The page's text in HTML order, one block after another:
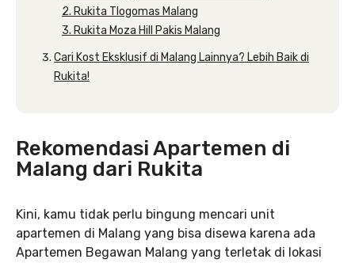
2. Rukita Tlogomas Malang
3. Rukita Moza Hill Pakis Malang
Cari Kost Eksklusif di Malang Lainnya? Lebih Baik di
Rukita!
Rekomendasi Apartemen di
Malang dari Rukita
Kini, kamu tidak perlu bingung mencari unit
apartemen di Malang yang bisa disewa karena ada
Apartemen Begawan Malang yang terletak di lokasi